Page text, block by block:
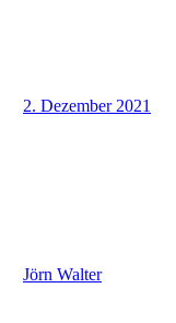
2. Dezember 2021
Jörn Walter